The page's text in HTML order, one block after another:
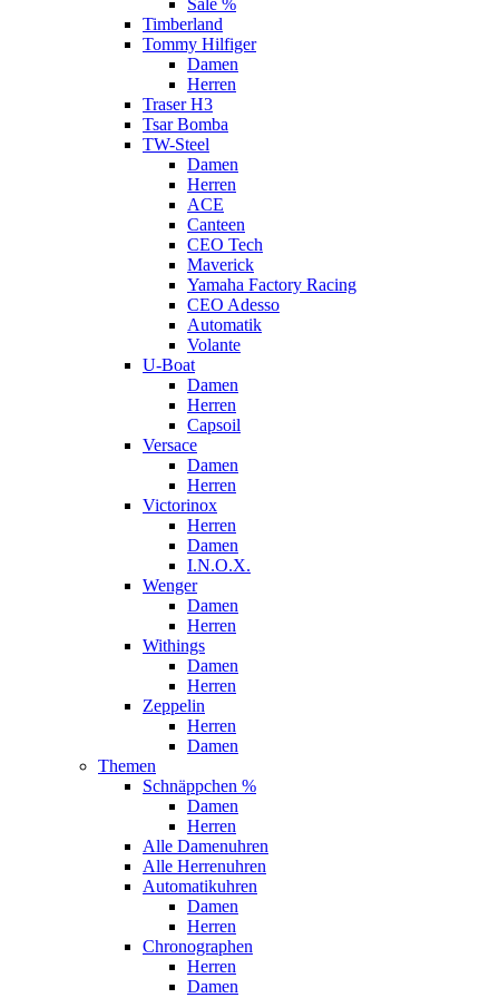
Sale %
Timberland
Tommy Hilfiger
Damen
Herren
Traser H3
Tsar Bomba
TW-Steel
Damen
Herren
ACE
Canteen
CEO Tech
Maverick
Yamaha Factory Racing
CEO Adesso
Automatik
Volante
U-Boat
Damen
Herren
Capsoil
Versace
Damen
Herren
Victorinox
Herren
Damen
I.N.O.X.
Wenger
Damen
Herren
Withings
Damen
Herren
Zeppelin
Herren
Damen
Themen
Schnäppchen %
Damen
Herren
Alle Damenuhren
Alle Herrenuhren
Automatikuhren
Damen
Herren
Chronographen
Herren
Damen